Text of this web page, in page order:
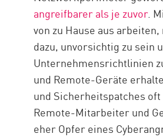
angreifbarer als je zuvor.
von zu Hause aus
dazu, unvorsichtig zu sein
Unternehmensrichtlinien
und Remote-Geräte
und Sicherheitspatches
Remote-Mitarbeiter und
eher Opfer eines